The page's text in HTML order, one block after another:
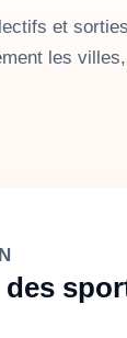
et
les